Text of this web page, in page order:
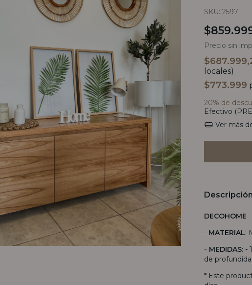
SKU: 2597
Precio sin
locales)
$773.999
20% de
Efectivo
Ver más
DECOHOME
- MATERIAL:
- MEDIDAS: -
de
* Este